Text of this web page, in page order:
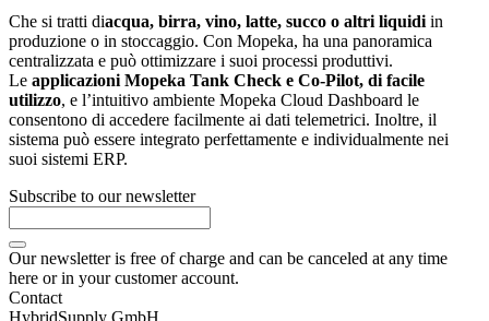
Che si tratti diacqua, birra, vino, latte, succo o altri liquidi in
produzione o in stoccaggio. Con Mopeka, ha una panoramica
centralizzata e può ottimizzare i suoi processi produttivi.
Le applicazioni Mopeka Tank Check e Co-Pilot, di facile
utilizzo, e l’intuitivo ambiente Mopeka Cloud Dashboard le
consentono di accedere facilmente ai dati telemetrici. Inoltre, il
sistema può essere integrato perfettamente e individualmente nei
suoi sistemi ERP.
Subscribe to our newsletter
Our newsletter is free of charge and can be canceled at any time
here or in your customer account.
Contact
HybridSupply GmbH